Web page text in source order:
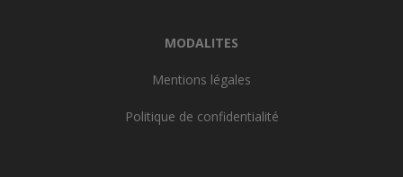
MODALITES
Mentions légales
Politique de confidentialité